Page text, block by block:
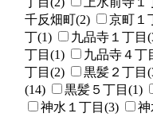
千反畑町(2)
京町１
丁(1)
九品寺１丁目
丁目(1)
九品寺４丁
丁目(2)
黒髪２丁目
(14)
黒髪５丁目(1)
神水１丁目(3)
神